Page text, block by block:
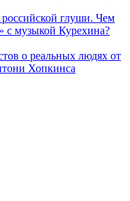
глуши. Чем
с музыкой Курехина?
о реальных людях от
Хопкинса